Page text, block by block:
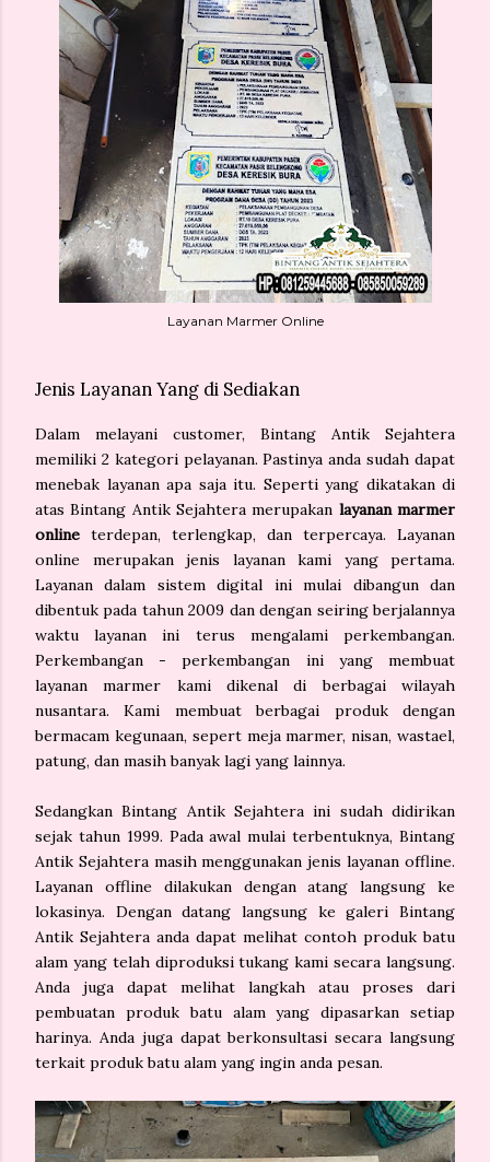
Layanan Marmer Online
Jenis Layanan Yang di Sediakan
Dalam melayani customer, Bintang Antik Sejahtera
memiliki 2 kategori pelayanan. Pastinya anda sudah dapat
menebak layanan apa saja itu. Seperti yang dikatakan di
atas Bintang Antik Sejahtera merupakan layanan marmer
online terdepan, terlengkap, dan terpercaya. Layanan
online merupakan jenis layanan kami yang pertama.
Layanan dalam sistem digital ini mulai dibangun dan
dibentuk pada tahun 2009 dan dengan seiring berjalannya
waktu layanan ini terus mengalami perkembangan.
Perkembangan - perkembangan ini yang membuat
layanan marmer kami dikenal di berbagai wilayah
nusantara. Kami membuat berbagai produk dengan
bermacam kegunaan, sepert meja marmer, nisan, wastael,
patung, dan masih banyak lagi yang lainnya.
Sedangkan Bintang Antik Sejahtera ini sudah didirikan
sejak tahun 1999. Pada awal mulai terbentuknya, Bintang
Antik Sejahtera masih menggunakan jenis layanan offline.
Layanan offline dilakukan dengan atang langsung ke
lokasinya. Dengan datang langsung ke galeri Bintang
Antik Sejahtera anda dapat melihat contoh produk batu
alam yang telah diproduksi tukang kami secara langsung.
Anda juga dapat melihat langkah atau proses dari
pembuatan produk batu alam yang dipasarkan setiap
harinya. Anda juga dapat berkonsultasi secara langsung
terkait produk batu alam yang ingin anda pesan.